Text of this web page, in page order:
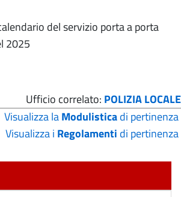
del servizio porta a porta
2025
Ufficio correlato: POLIZIA LOCALE
Visualizza laModulisticadi pertinenza
Visualizza i Regolamenti di pertinenza